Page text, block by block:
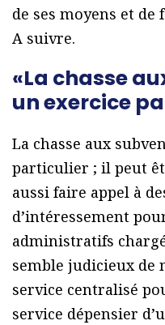
de ses moyens et
A suivre.
«La chasse
un exercice
La chasse aux
particulier ; il peut
aussi faire appel à
d’intéressement
administratifs
semble judicieux de
service centralisé
service dépensier